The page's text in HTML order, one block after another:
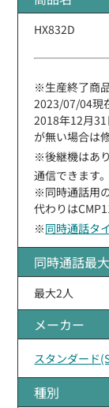
HX832D
※生産終了商
2023/07/04現
2018年12月
が無い場合は
※後継機はあ
通信できます。
※同時通話用
代わりは
※同時通話タ
同時通話最
最大2人
メーカー
スタンダード
種別